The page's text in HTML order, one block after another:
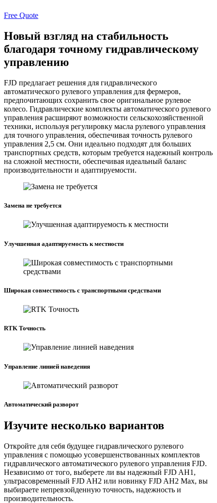
Free Quote
Новый взгляд на стабильность
благодаря точному гидравлическому
управлению
FJD предлагает решения для гидравлического
автоматического рулевого управления для фермеров,
предпочитающих сохранить свое оригинальное рулевое
колесо. Гидравлические комплекты автоматического рулевого
управления расширяют возможности сельскохозяйственной
техники, используя регулировку масла рулевого управления
для точного управления, обеспечивая точность рулевого
управления 2,5 см. Они идеально подходят для больших
транспортных средств, которым требуется надежный контроль
на сложной местности, обеспечивая идеальный баланс
производительности и адаптируемости.
Замена не требуется
Улучшенная адаптируемость к местности
Широкая совместимость с транспортными средствами
RTK Точность
Управление линией наведения
Автоматический разворот
Изучите несколько вариантов
Откройте для себя будущее гидравлического рулевого
управления с помощью усовершенствованных комплектов
гидравлического автоматического рулевого управления FJD.
Независимо от того, выберете ли вы надежный FJD AH1,
ультрасовременный FJD AH2 или новинку FJD AH2 Max, вы
выбираете непревзойденную точность, надежность и
производительность.